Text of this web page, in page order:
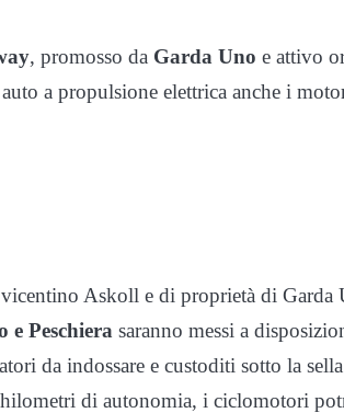
, promosso da Garda Uno e attivo
a propulsione elettrica anche i
Askoll e di proprietà di Garda
e Peschiera saranno messi a
da indossare e custoditi sotto la
di autonomia, i ciclomotori